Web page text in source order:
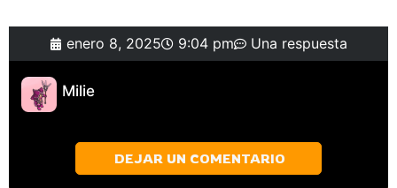
enero 8, 2025 9:04 pm Una respuesta
Milie
DEJAR UN COMENTARIO